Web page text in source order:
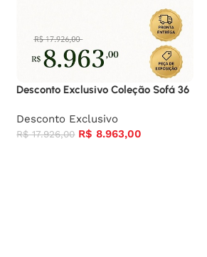
Desconto Exclusivo Coleção Sofá 36
Desconto Exclusivo
R$17.926,00 R$ 8.963,00